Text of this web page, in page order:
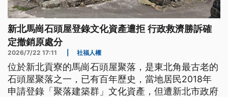
新北馬崗石頭屋登錄文化資產遭拒 行政救濟勝訴確
定撤銷原處分
2026/7/22 17:11 社福人權
位於新北貢寮的馬崗石頭屋聚落，是東北角最古老的
石頭屋聚落之一，已有百年歷史，當地居民2018年
申請登錄「聚落建築群」文化資產，但遭新北市政府